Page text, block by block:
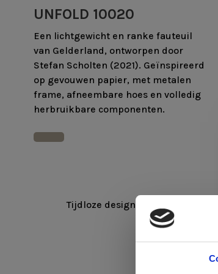
UNFOLD 10020
Een lichtgewicht en ranke fauteuil
van Gelderland, ontworpen door
Stefan Scholten (2021). Geïnspireerd
op gevouwen papier, met metalen
frame, afneembare hoes en volledig
herbruikbare componenten.
Tijdloze designmeubels van